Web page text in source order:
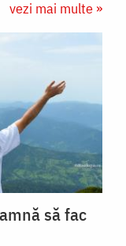
vezi mai multe »
să fac